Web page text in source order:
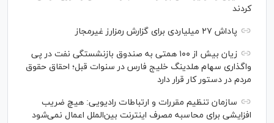
کردند
پاداش ۲۷ میلیاردی برای گزارش رمزارز غیرمجاز
زیان بیش از ۱۰۰ همتی به صندوق بازنشستگی نفت در پی
واگذاری سهام هلدینگ خلیج فارس در سنوات قبل؛ احقاق حقوق
مردم در دستور کار قرار دارد
سازمان تنظیم مقررات و ارتباطات رادیویی: هیچ ضریب
افزایشی برای محاسبه مصرف اینترنت بین‌الملل اعمال نمی‌شود